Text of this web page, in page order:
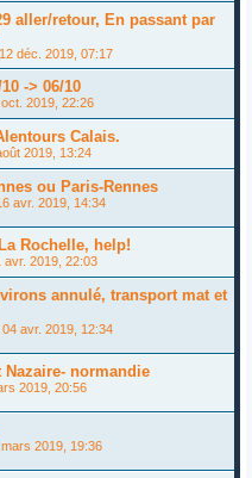
aller/retour, En passant par
12 déc. 2019, 07:17
-> 06/10
2019, 22:26
Calais.
2019, 13:24
ou Paris-Rennes
avr. 2019, 14:34
Rochelle, help!
avr. 2019, 22:03
annulé, transport mat et
04 avr. 2019, 12:34
normandie
2019, 20:56
2019, 19:36